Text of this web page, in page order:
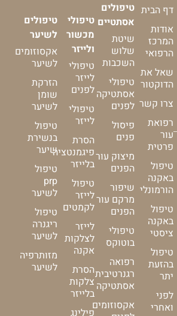
דף הבית
אודות
המרכז
הרפואי
שאל את
הדוקטור
צרו קשר
רפואת
עור
פרטית
טיפול
באקנה
הורמונלי
טיפול
באקנה
ציסטי
טיפול
בהזעת
יתר
לפני
ואחרי
טיפולים
אסתטיים
שיטת
שלוש
השכבות
טיפולי
אסתטיקה
לפנים
פיסול
פנים
מיצוק עור
הפנים
שיפור
מרקם עור
הפנים
טיפולי
בוטוקס
רפואה
רגנרטיבית
אסתטיקה
אקסוזומים
טיפולי
מכשור
ולייזר
טיפולי
לייזר
לפנים
טיפולי
לייזר
הסרת
פיגמנטציה
בלייזר
טיפול
לייזר
לקמטים
לייזר
לצלקות
אקנה
הסרת
צלקות
בלייזר
פילינג
טיפולים
לשיער
אקסוזומים
לשיער
הזרקת
שומן
לשיער
טיפול
בנשירת
שיער
טיפול
prp
לשיער
טיפול
ריגנרה
לשיער
מזותרפיה
לשיער